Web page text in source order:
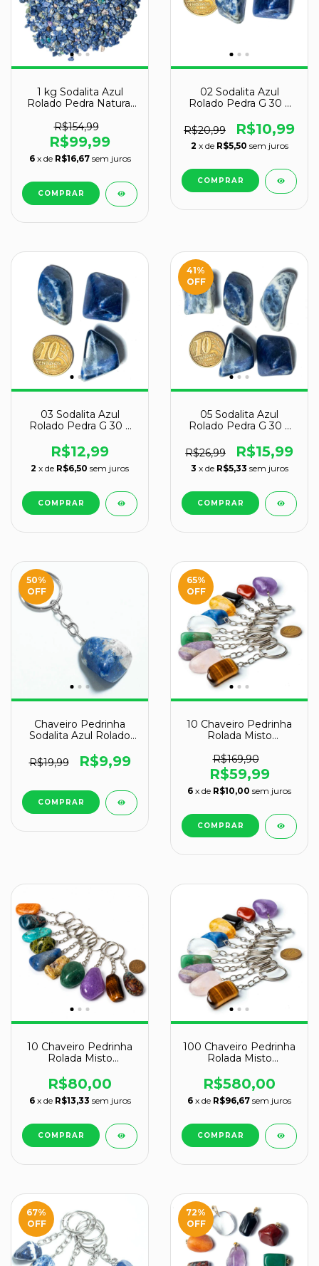
1 kg Sodalita Azul
Rolado Pedra Natural
R$154,99
R$99,99
6 x de R$16,67 sem juros
02 Sodalita Azul
Rolado Pedra G 30 a
R$20,99
R$10,99
2 x de R$5,50 sem juros
03 Sodalita Azul
Rolado Pedra G 30 a
R$12,99
2 x de R$6,50 sem juros
41%
OFF
05 Sodalita Azul
Rolado Pedra G 30 a
R$26,99
R$15,99
3 x de R$5,33 sem juros
50%
OFF
Chaveiro Pedrinha
Sodalita Azul Rolado
R$19,99
R$9,99
65%
OFF
10 Chaveiro Pedrinha
Rolada Misto
Atacado
R$169,90
R$59,99
6 x de R$10,00 sem juros
10 Chaveiro Pedrinha
Rolada Misto
ATACADO
R$80,00
6 x de R$13,33 sem juros
100 Chaveiro Pedrinha
Rolada Misto
ATACADO 120994
R$580,00
6 x de R$96,67 sem juros
67%
OFF
72%
OFF